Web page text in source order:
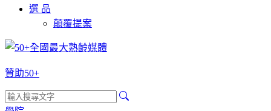
選 品
顛覆提案
贊助50+